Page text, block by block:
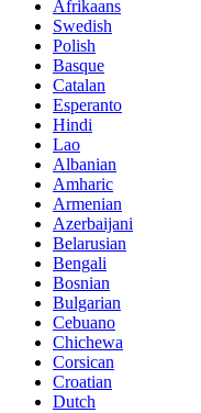
Afrikaans
Swedish
Polish
Basque
Catalan
Esperanto
Hindi
Lao
Albanian
Amharic
Armenian
Azerbaijani
Belarusian
Bengali
Bosnian
Bulgarian
Cebuano
Chichewa
Corsican
Croatian
Dutch